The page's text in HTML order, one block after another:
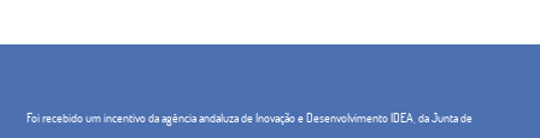
Foi recebido um incentivo da agência andaluza de Inovação e Desenvolvimento IDEA, da Junta de